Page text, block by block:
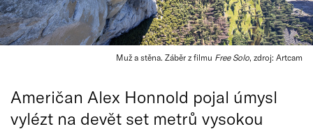
Muž a stěna. Záběr z filmu Free Solo, zdroj: Artcam
Američan Alex Honnold pojal úmysl
vylézt na devět set metrů vysokou